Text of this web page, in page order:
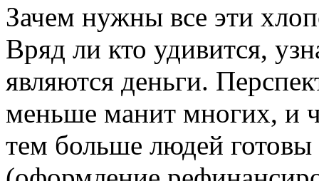
Зачем нужны все эти
Вряд ли кто удивится,
являются деньги.
меньше манит многих, и
тем больше людей готовы